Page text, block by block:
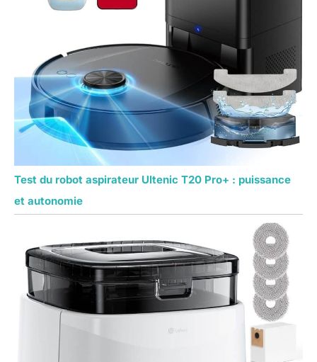
Test du robot aspirateur Ultenic T20 Pro+ : puissance
et autonomie